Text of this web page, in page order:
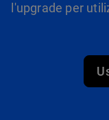
l'upgrade per